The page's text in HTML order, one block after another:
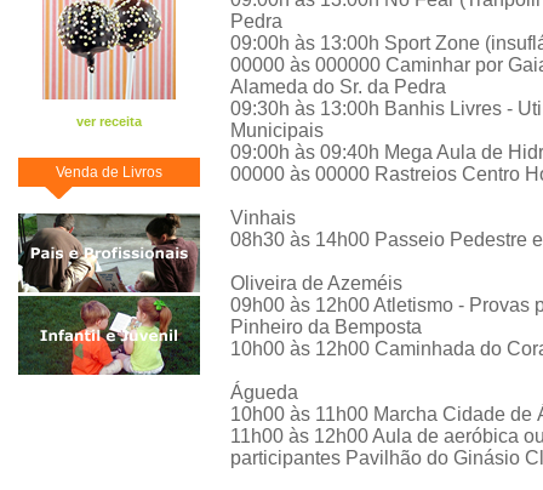
ver receita
Venda de Livros
Pedra
09:00h às 13:00h Sport Zone
00000 às 000000 Caminhar por
Alameda do Sr. da Pedra
09:30h às 13:00h Banhis Livres -
Municipais
09:00h às 09:40h Mega Aula de
00000 às 00000 Rastreios Centro
Vinhais
08h30 às 14h00 Passeio Pedestre
Oliveira de Azeméis
09h00 às 12h00 Atletismo - Provas
Pinheiro da Bemposta
10h00 às 12h00 Caminhada do
Águeda
10h00 às 11h00 Marcha Cidade de
11h00 às 12h00 Aula de aeróbica
participantes Pavilhão do Ginásio